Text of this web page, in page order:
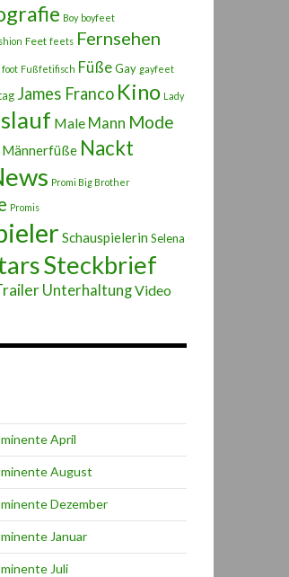
Boy boyfeet
Feet feets Fernsehen
foot Fußfetifisch FüßeGay gayfeet
James Franco Kino Lady
Male Mann Mode
Männerfüße Nackt
Promi Big Brother
Promis
Schauspielerin Selena
Steckbrief
UnterhaltungVideo
April
August
Dezember
Januar
Juli